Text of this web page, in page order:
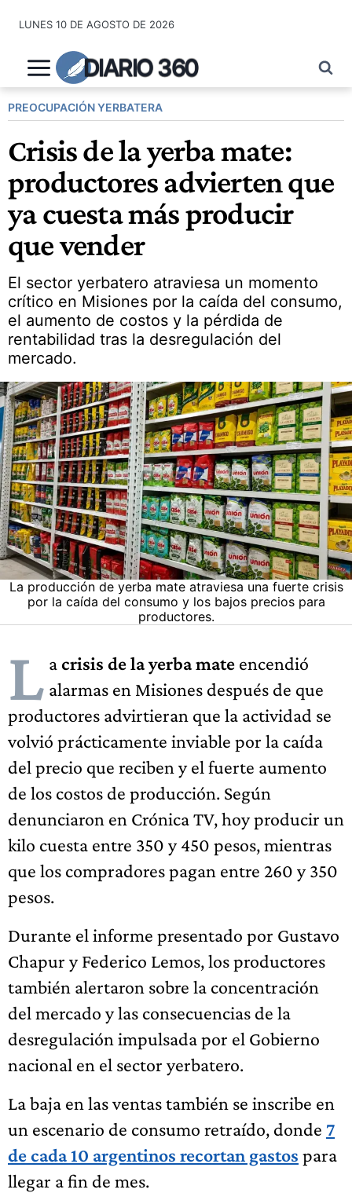
contenido
LUNES 10 DE AGOSTO DE 2026
DIARIO 360
PREOCUPACIÓN YERBATERA
Crisis de la yerba mate:
productores advierten que
ya cuesta más producir
que vender
El sector yerbatero atraviesa un momento
crítico en Misiones por la caída del consumo,
el aumento de costos y la pérdida de
rentabilidad tras la desregulación del
mercado.
La producción de yerba mate atraviesa una fuerte crisis
por la caída del consumo y los bajos precios para
productores.
L acrisis de la yerba mate encendió
alarmas en Misiones después de que
productores advirtieran que la actividad se
volvió prácticamente inviable por la caída
del precio que reciben y el fuerte aumento
de los costos de producción. Según
denunciaron en Crónica TV, hoy producir un
kilo cuesta entre 350 y 450 pesos, mientras
que los compradores pagan entre 260 y 350
pesos.
Durante el informe presentado por Gustavo
Chapur y Federico Lemos, los productores
también alertaron sobre la concentración
del mercado y las consecuencias de la
desregulación impulsada por el Gobierno
nacional en el sector yerbatero.
La baja en las ventas también se inscribe en
un escenario de consumo retraído, donde 7
de cada 10 argentinos recortan gastos para
llegar a fin de mes.